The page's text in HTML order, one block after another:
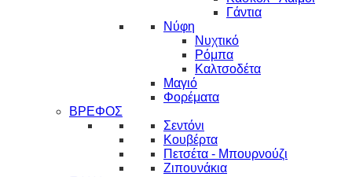
Γάντια
Νύφη
Νυχτικό
Ρόμπα
Καλτσοδέτα
Μαγιό
Φορέματα
ΒΡΕΦΟΣ
Σεντόνι
Κουβέρτα
Πετσέτα - Μπουρνούζι
Ζιπουνάκια